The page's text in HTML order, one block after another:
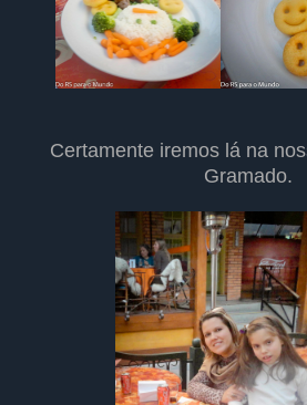
Certamente iremos lá na
Gramado.